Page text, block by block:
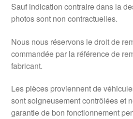
Sauf indication contraire dans la
photos sont non contractuelles.
Nous nous réservons le droit de
commandée par la référence de
fabricant.
Les pièces proviennent de
sont soigneusement contrôlées et
garantie de bon fonctionnement